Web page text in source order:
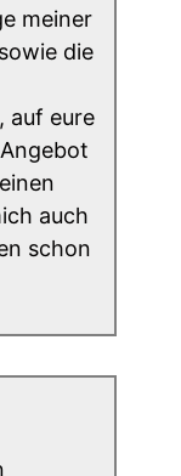
meiner
die
auf eure
auch
schon